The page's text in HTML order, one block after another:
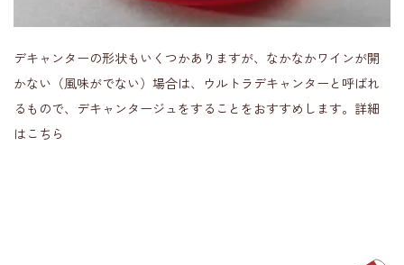
デキャンターの形状もいくつかありますが、なかなかワインが開
かない（風味がでない）場合は、ウルトラデキャンターと呼ばれ
るもので、デキャンタージュをすることをおすすめします。詳細
はこちら